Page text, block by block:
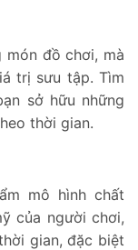
món đồ chơi, mà
trị sưu tập. Tìm
sở hữu những
thời gian.
mô hình chất
của người chơi,
gian, đặc biệt